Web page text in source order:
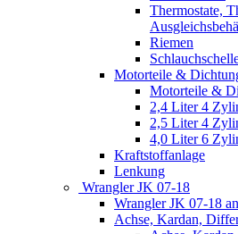
Thermostate,
Riemen
Motorteile &
Motorteile &
2,4 Liter 4
2,5 Liter 4
4,0 Liter 6
Kraftstoffanlage
Lenkung
Wrangler JK 07-18
Wrangler JK 07-18
Achse, Kardan,